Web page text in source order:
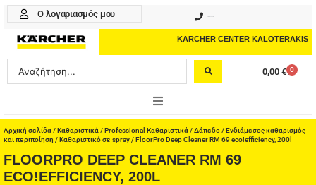
Μετάβαση
περιεχόμενο
Ο λογαριασμός μου
KÄRCHER CENTER KALOTERAKIS
Search
...
0,00 € 0
Cart
ONLINE SHOP
HOME & GARDEN
Αρχική σελίδα /Καθαριστικά /Professional Καθαριστικά /Δάπεδο/Ενδιάμεσος καθαρισμός
και περιποίηση / Καθαριστικό σε spray/ FloorPro Deep Cleaner RM 69 eco!efficiency, 200l
FLOORPRO DEEP CLEANER RM 69
ECO!EFFICIENCY, 200L